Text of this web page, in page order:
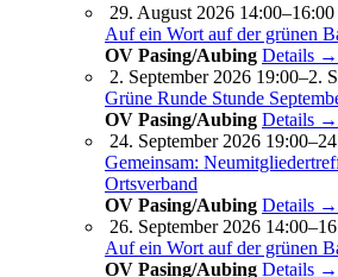
29. August 2026 14:00–16:00
Auf ein Wort auf der grünen
OV Pasing/Aubing Details →
2. September 2026 19:00–2.
Grüne Runde Stunde
OV Pasing/Aubing Details →
24. September 2026
Gemeinsam:
Ortsverband
OV Pasing/Aubing Details →
26. September 2026
Auf ein Wort auf der grünen
OV Pasing/Aubing Details →